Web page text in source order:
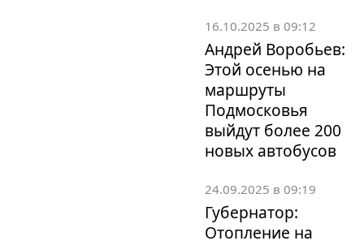
16.10.2025 в 09:12
Андрей Воробьев:
Этой осенью на
маршруты
Подмосковья
выйдут более 200
новых автобусов
24.09.2025 в 09:19
Губернатор:
Отопление на